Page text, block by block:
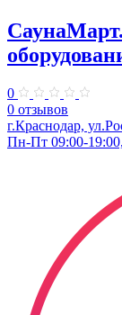
0
0 отзывов
г.Краснодар,
Пн-Пт 09:00-